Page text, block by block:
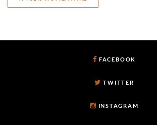
FACEBOOK
TWITTER
INSTAGRAM